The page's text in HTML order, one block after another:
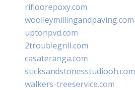
rifloorepoxy.com
woolleymillingandpaving.com
uptonpvd.com
2troublegrill.com
casateranga.com
sticksandstonesstudiooh.com
walkers-treeservice.com